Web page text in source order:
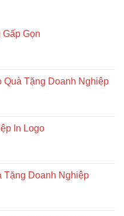
Gọn
Quà Tặng Doanh Nghiệp
In Logo
Tặng Doanh Nghiệp